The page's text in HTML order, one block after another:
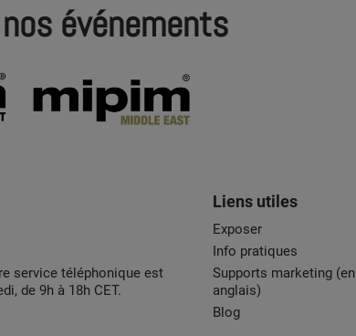
événements
service téléphonique est
de 9h à 18h CET.
Liens utiles
Exposer
Info pratiques
Supports marketing (en
anglais)
Blog